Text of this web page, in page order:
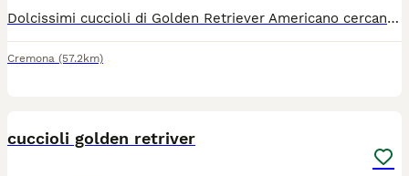
Dolcissimi cuccioli di Golden Retriever Americano cercano casa a partire da agosto, i cagnolini verranno ceduti muniti di microchip, vaccinazione, sverminazione, libretto sanitario e pedigree enci! Se interessati contattateci su whatsapp o via telefonica al numero 3292398620
Cremona (57.2km)
cuccioli golden retriver